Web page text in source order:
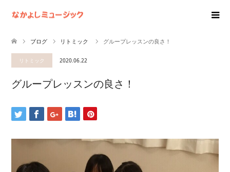
ブログ リトミック グループレッスンの良さ！
リトミック 2020.06.22
グループレッスンの良さ！